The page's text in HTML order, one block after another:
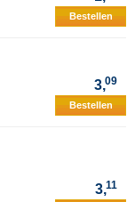
Bestellen
3,09
Bestellen
3,11